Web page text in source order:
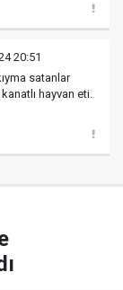
20:51
satanlar
hayvan eti.